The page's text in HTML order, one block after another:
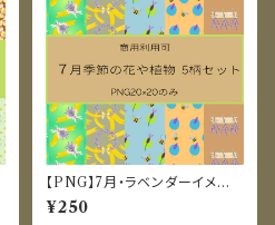
【PNG】7月・ラベンダーイメー
ジのデジタルペーパー｜シーム
レスパターン素材5選
¥250